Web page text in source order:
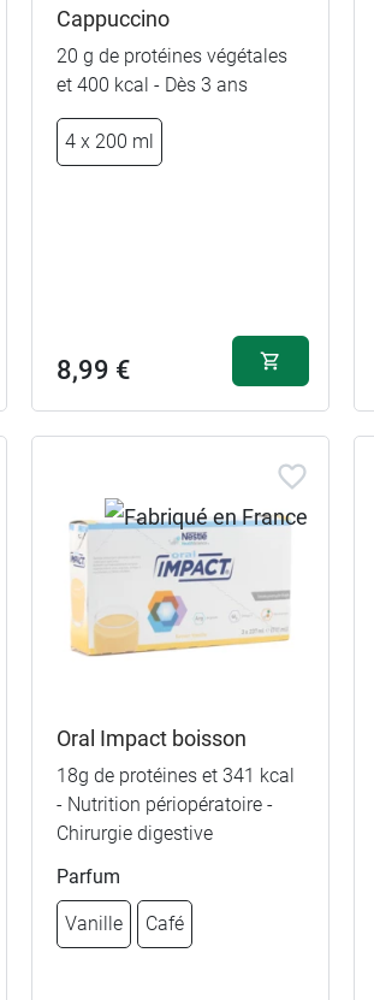
Cappuccino
20 g de protéines végétales
et 400 kcal - Dès 3 ans
4 x 200 ml
8,99 €
Oral Impact boisson
18g de protéines et 341 kcal
- Nutrition périopératoire -
Chirurgie digestive
Parfum
Vanille Café